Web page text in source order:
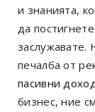
и знанията,
да
заслужавате.
печалба от
пасивни
бизнес, ние